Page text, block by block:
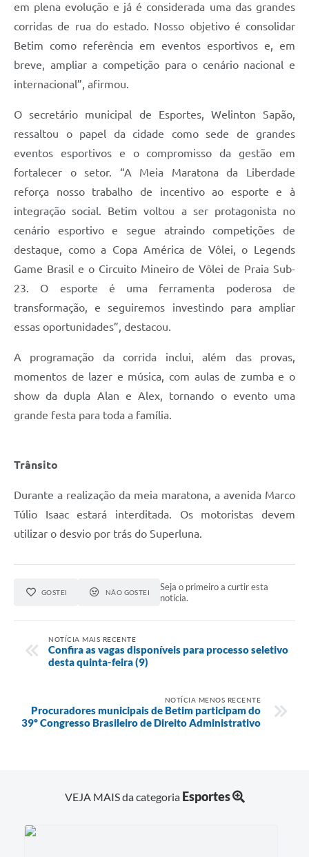
em plena evolução e já é considerada uma das grandes
corridas de rua do estado. Nosso objetivo é consolidar
Betim como referência em eventos esportivos e, em
breve, ampliar a competição para o cenário nacional e
internacional”, afirmou.
O secretário municipal de Esportes, Welinton Sapão,
ressaltou o papel da cidade como sede de grandes
eventos esportivos e o compromisso da gestão em
fortalecer o setor. “A Meia Maratona da Liberdade
reforça nosso trabalho de incentivo ao esporte e à
integração social. Betim voltou a ser protagonista no
cenário esportivo e segue atraindo competições de
destaque, como a Copa América de Vôlei, o Legends
Game Brasil e o Circuito Mineiro de Vôlei de Praia Sub-
23. O esporte é uma ferramenta poderosa de
transformação, e seguiremos investindo para ampliar
essas oportunidades”, destacou.
A programação da corrida inclui, além das provas,
momentos de lazer e música, com aulas de zumba e o
show da dupla Alan e Alex, tornando o evento uma
grande festa para toda a família.
Trânsito
Durante a realização da meia maratona, a avenida Marco
Túlio Isaac estará interditada. Os motoristas devem
utilizar o desvio por trás do Superluna.
GOSTEI NÃO GOSTEI
Seja o primeiro a curtir esta
notícia.
NOTÍCIA MAIS RECENTE
Confira as vagas disponíveis para processo seletivo
desta quinta-feira (9)
NOTÍCIA MENOS RECENTE
Procuradores municipais de Betim participam do
39º Congresso Brasileiro de Direito Administrativo
VEJA MAIS da categoria Esportes